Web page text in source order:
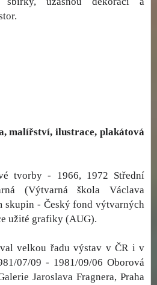
malířství, ilustrace, plakátová
tvorby - 1966, 1972 Střední
(Výtvarná škola Václava
skupin - Český fond výtvarných
užité grafiky (AUG).
velkou řadu výstav v ČR i v
07/09 - 1981/09/06 Oborová
Jaroslava Fragnera, Praha